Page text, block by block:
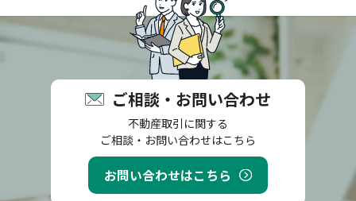
ご相談・お問い合わせ
不動産取引に関する
ご相談・お問い合わせはこちら
お問い合わせはこちら